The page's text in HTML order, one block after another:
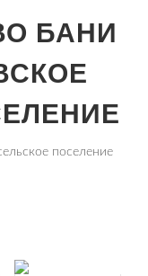
БАНИ
поселение